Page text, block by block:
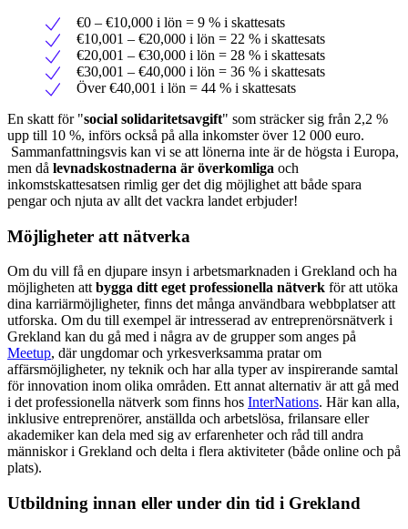
€0 – €10,000 i lön = 9 % i skattesats
€10,001 – €20,000 i lön = 22 % i skattesats
€20,001 – €30,000 i lön = 28 % i skattesats
€30,001 – €40,000 i lön = 36 % i skattesats
Över €40,001 i lön = 44 % i skattesats
En skatt för "social solidaritetsavgift" som sträcker sig från 2,2 %
upp till 10 %, införs också på alla inkomster över 12 000 euro.
Sammanfattningsvis kan vi se att lönerna inte är de högsta i Europa,
men då levnadskostnaderna är överkomliga och
inkomstskattesatsen rimlig ger det dig möjlighet att både spara
pengar och njuta av allt det vackra landet erbjuder!
Möjligheter att nätverka
Om du vill få en djupare insyn i arbetsmarknaden i Grekland och ha
möjligheten attbygga ditt eget professionella nätverk för att utöka
dina karriärmöjligheter, finns det många användbara webbplatser att
utforska. Om du till exempel är intresserad av entreprenörsnätverk i
Grekland kan du gå med i några av de grupper som anges på
Meetup, där ungdomar och yrkesverksamma pratar om
affärsmöjligheter, ny teknik och har alla typer av inspirerande samtal
för innovation inom olika områden. Ett annat alternativ är att gå med
i det professionella nätverk som finns hos InterNations. Här kan alla,
inklusive entreprenörer, anställda och arbetslösa, frilansare eller
akademiker kan dela med sig av erfarenheter och råd till andra
människor i Grekland och delta i flera aktiviteter (både online och på
plats).
Utbildning innan eller under din tid i Grekland